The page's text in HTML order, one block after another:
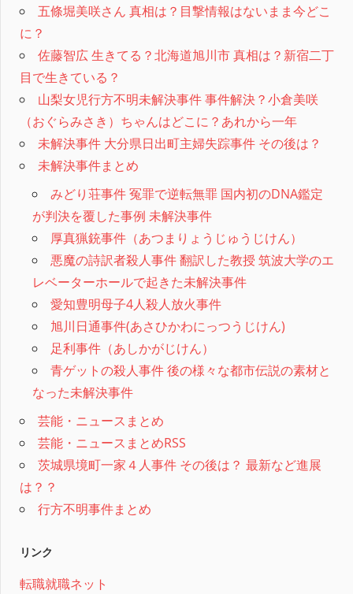
五條堀美咲さん 真相は？目撃情報はないまま今どこ
に？
佐藤智広 生きてる？北海道旭川市 真相は？新宿二丁
目で生きている？
山梨女児行方不明未解決事件 事件解決？小倉美咲
（おぐらみさき）ちゃんはどこに？あれから一年
未解決事件 大分県日出町主婦失踪事件 その後は？
未解決事件まとめ
みどり荘事件 冤罪で逆転無罪 国内初のDNA鑑定
が判決を覆した事例 未解決事件
厚真猟銃事件（あつまりょうじゅうじけん）
悪魔の詩訳者殺人事件 翻訳した教授 筑波大学のエ
レベーターホールで起きた未解決事件
愛知豊明母子4人殺人放火事件
旭川日通事件(あさひかわにっつうじけん)
足利事件（あしかがじけん）
青ゲットの殺人事件 後の様々な都市伝説の素材と
なった未解決事件
芸能・ニュースまとめ
芸能・ニュースまとめRSS
茨城県境町一家４人事件 その後は？ 最新など進展
は？？
行方不明事件まとめ
リンク
転職就職ネット